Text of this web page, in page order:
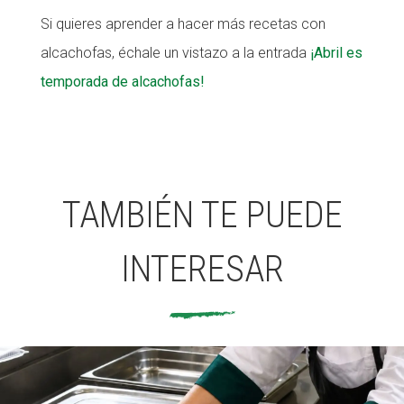
Si quieres aprender a hacer más recetas con
alcachofas, échale un vistazo a la entrada ¡Abril es
temporada de alcachofas!
TAMBIÉN TE PUEDE
INTERESAR